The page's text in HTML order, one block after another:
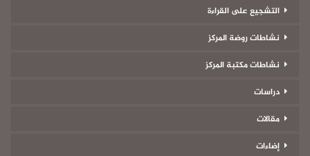
التشجيع على القراءة
نشاطات روضة المركز
نشاطات مكتبة المركز
دراسات
مقالات
إضاءات